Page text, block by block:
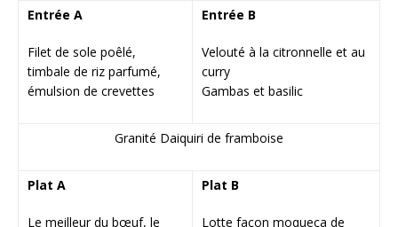
Entrée A
Filet de sole poêlé,
timbale de riz parfumé,
émulsion de crevettes
Entrée B
Velouté à la citronnelle et au
curry
Gambas et basilic
Granité Daiquiri de framboise
Plat A
Le meilleur du bœuf, le
Plat B
Lotte façon moqueca de